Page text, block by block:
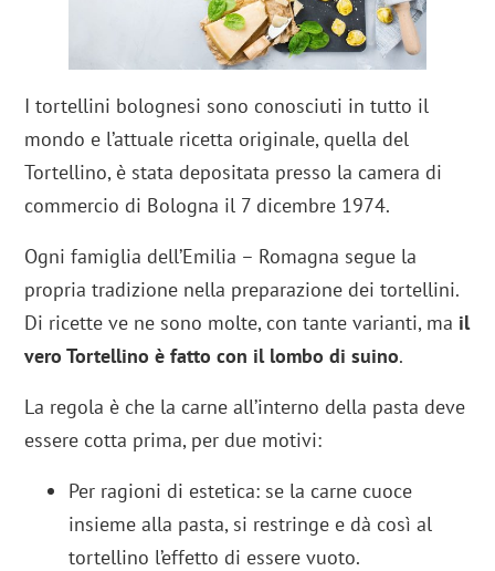
I tortellini bolognesi sono conosciuti in tutto il
mondo e l’attuale ricetta originale, quella del
Tortellino, è stata depositata presso la camera di
commercio di Bologna il 7 dicembre 1974.
Ogni famiglia dell’Emilia – Romagna segue la
propria tradizione nella preparazione dei tortellini.
Di ricette ve ne sono molte, con tante varianti, ma il
vero Tortellino è fatto con il lombo di suino.
La regola è che la carne all’interno della pasta deve
essere cotta prima, per due motivi:
Per ragioni di estetica: se la carne cuoce
insieme alla pasta, si restringe e dà così al
tortellino l’effetto di essere vuoto.